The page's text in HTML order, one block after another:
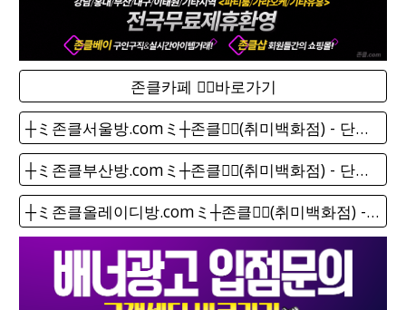
존클카페 ❤️‍🔥바로가기
┼ミ존클서울방.comミ┼존클❤️‍🔥(취미백화점) - 단톡방
┼ミ존클부산방.comミ┼존클❤️‍🔥(취미백화점) - 단톡방
┼ミ존클올레이디방.comミ┼존클❤️‍🔥(취미백화점) - 단톡방